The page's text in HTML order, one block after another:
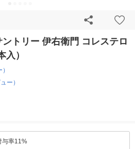
ントリー 伊右衛門 コレステロ
）
ー）
与率11%